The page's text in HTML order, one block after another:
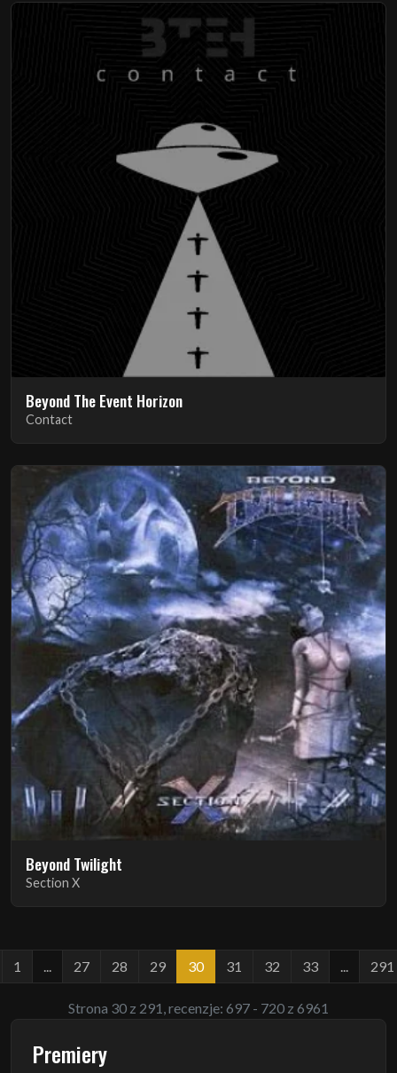
Beyond The Event Horizon
Contact
Beyond Twilight
Section X
1 27 28 29 30 31 32 33 291
Strona 30 z 291, recenzje: 697 - 720 z 6961
Premiery